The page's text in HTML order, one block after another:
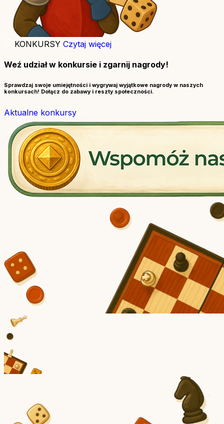
KONKURSY Czytaj więcej
Weź udział w konkursie i zgarnij nagrody!
Sprawdzaj swoje umiejętności i wygrywaj wyjątkowe nagrody w naszych
konkursach! Dołącz do zabawy i reszty społeczności.
Aktualne konkursy